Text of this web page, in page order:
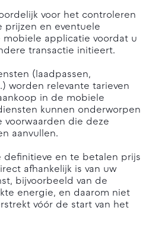
voor het controleren
prijzen en eventuele
applicatie voordat u
transactie initieert.
(laadpassen,
worden relevante tarieven
in de mobiele
kunnen onderworpen
voorwaarden die deze
aanvullen.
definitieve en te betalen prijs
afhankelijk is van uw
bijvoorbeeld van de
energie, en daarom niet
vóór de start van het